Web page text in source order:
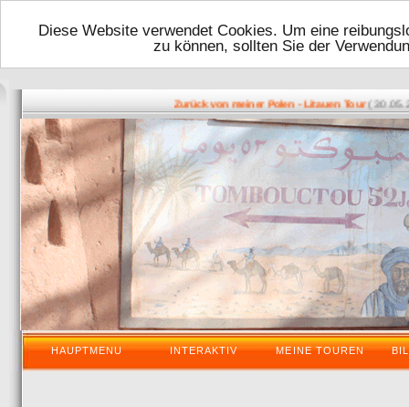
Diese Website verwendet Cookies. Um eine
zu können, sollten Sie der
Zurück von meiner Polen - Litauen Tour(
HAUPTMENU INTERAKTIV MEINE TOUREN